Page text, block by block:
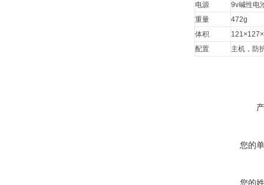
电源
9v碱性电
重量
472g
体积
配置
主机，防
您的
您的